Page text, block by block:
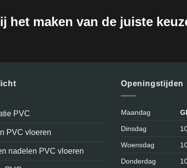
het maken van de juiste
PVC
PVC vloeren
nadelen PVC vloeren
Openingstijden
Maandag
Dinsdag
Woensdag
Donderdag